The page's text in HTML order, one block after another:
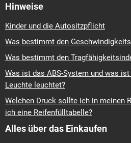
Hinweise
Kinder und die Autositzpflicht
Was bestimmt den
Was bestimmt den
Was ist das ABS-System und was
Leuchte leuchtet?
Welchen Druck sollte ich in meinen
ich eine Reifenfülltabelle?
Alles über das Einkaufen